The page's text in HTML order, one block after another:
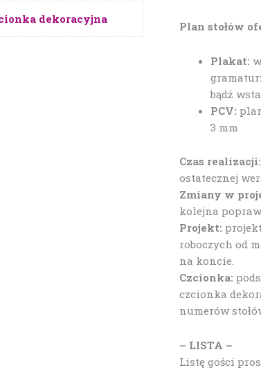
dekoracyjna
Plan stołów
Plakat:
bądź
PCV:
3 mm
Czas realizacji:
ostatecznej
Zmiany w
kolejna
Projekt:
roboczych od
na koncie.
Czcionka:
czcionka
numerów
– LISTA –
Listę gości